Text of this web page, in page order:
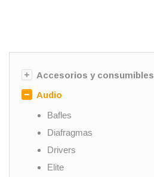
Accesorios y consumibles
Audio
Bafles
Diafragmas
Drivers
Elite